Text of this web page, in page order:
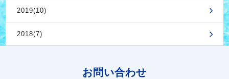
2019(10)
2018(7)
お問い合わせ